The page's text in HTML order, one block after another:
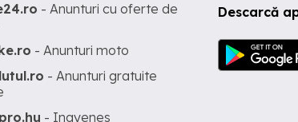
Descarcă
- Anunturi cu oferte de
- Anunturi moto
- Anunturi gratuite
- Ingyenes